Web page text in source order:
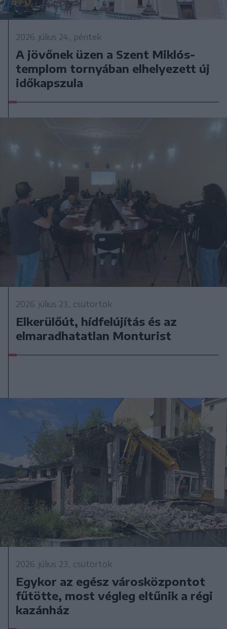
2026. július 24., péntek
A jövőnek üzen a Szent Miklós-
templom tornyában elhelyezett új
időkapszula
2026. július 23., csütörtök
Elkerülőút, hídfelújítás és az
elmaradhatatlan Monturist
2026. július 23., csütörtök
Egykor az egész városközpontot
fűtötte, most végleg eltűnik a régi
kazánház